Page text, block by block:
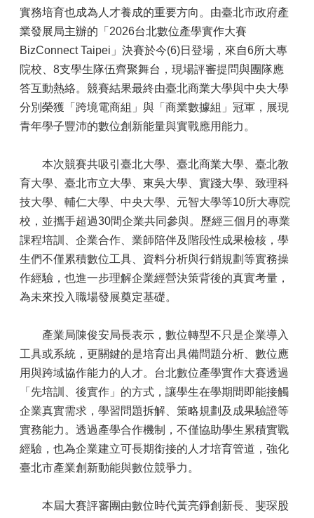
實務培育也成為人才養成的重要方向。由臺北市政府產
業發展局主辦的「2026台北數位產學實作大賽
BizConnect Taipei」決賽於今(6)日登場，來自6所大專
院校、8支學生隊伍齊聚舞台，現場評審提問與團隊應
答互動熱絡。競賽結果最終由臺北商業大學與中央大學
分別榮獲「跨境電商組」與「商業數據組」冠軍，展現
青年學子豐沛的數位創新能量與實戰應用能力。
本次競賽共吸引臺北大學、臺北商業大學、臺北教
育大學、臺北市立大學、東吳大學、實踐大學、致理科
技大學、輔仁大學、中央大學、元智大學等10所大專院
校，並攜手超過30間企業共同參與。歷經三個月的專業
課程培訓、企業合作、業師陪伴及階段性成果檢核，學
生們不僅累積數位工具、資料分析與行銷規劃等實務操
作經驗，也進一步理解企業經營決策背後的真實考量，
為未來投入職場發展奠定基礎。
產業局陳俊安局長表示，數位轉型不只是企業導入
工具或系統，更關鍵的是培育出具備問題分析、數位應
用與跨域協作能力的人才。台北數位產學實作大賽透過
「先培訓、後實作」的方式，讓學生在學期間即能接觸
企業真實需求，學習問題拆解、策略規劃及成果驗證等
實務能力。透過產學合作機制，不僅協助學生累積實戰
經驗，也為企業建立可長期銜接的人才培育管道，強化
臺北市產業創新動能與數位競爭力。
本屆大賽評審團由數位時代黃亮錚創新長、斐琛股